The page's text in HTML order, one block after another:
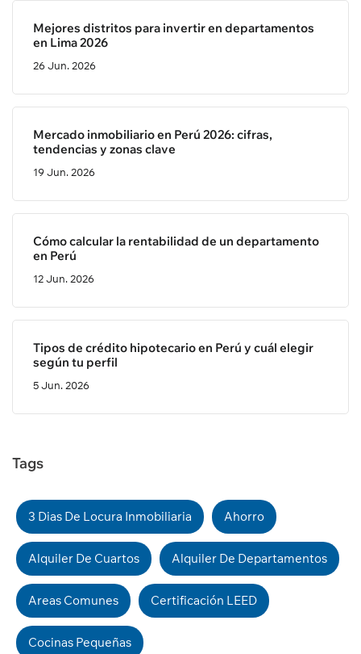
Mejores distritos para invertir en departamentos
en Lima 2026
26 Jun. 2026
Mercado inmobiliario en Perú 2026: cifras,
tendencias y zonas clave
19 Jun. 2026
Cómo calcular la rentabilidad de un departamento
en Perú
12 Jun. 2026
Tipos de crédito hipotecario en Perú y cuál elegir
según tu perfil
5 Jun. 2026
Tags
3 Dias De Locura Inmobiliaria Ahorro
Alquiler De Cuartos Alquiler De Departamentos
Areas Comunes Certificación LEED
Cocinas Pequeñas